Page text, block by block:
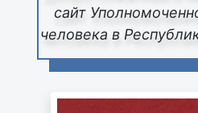
сайт
человека в